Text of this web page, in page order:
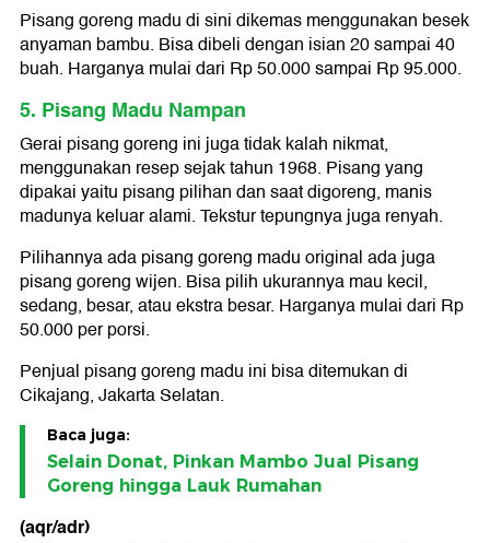
Pisang goreng madu di sini dikemas menggunakan besek
anyaman bambu. Bisa dibeli dengan isian 20 sampai 40
buah. Harganya mulai dari Rp 50.000 sampai Rp 95.000.
5. Pisang Madu Nampan
Gerai pisang goreng ini juga tidak kalah nikmat,
menggunakan resep sejak tahun 1968. Pisang yang
dipakai yaitu pisang pilihan dan saat digoreng, manis
madunya keluar alami. Tekstur tepungnya juga renyah.
Pilihannya ada pisang goreng madu original ada juga
pisang goreng wijen. Bisa pilih ukurannya mau kecil,
sedang, besar, atau ekstra besar. Harganya mulai dari Rp
50.000 per porsi.
Penjual pisang goreng madu ini bisa ditemukan di
Cikajang, Jakarta Selatan.
Baca juga:
Selain Donat, Pinkan Mambo Jual Pisang
Goreng hingga Lauk Rumahan
(aqr/adr)